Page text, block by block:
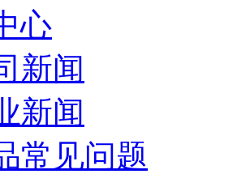
心
新闻
新闻
常见问题